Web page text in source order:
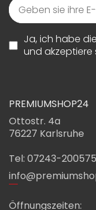
Ja, ich habe die
und akzeptiere
PREMIUMSHOP24
Ottostr. 4a
76227 Karlsruhe
Tel: 07243-
Öffnungszeiten: